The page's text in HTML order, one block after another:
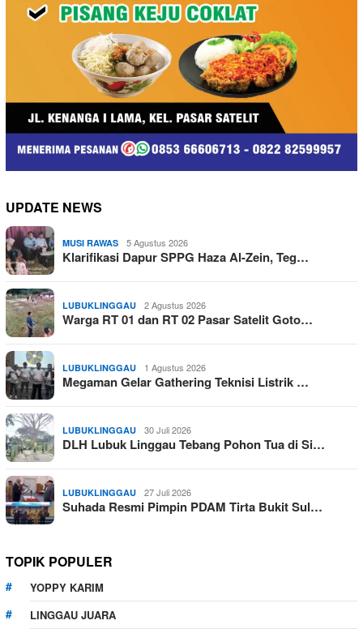
UPDATE NEWS
MUSI RAWAS 5 Agustus 2026
Klarifikasi Dapur SPPG Haza Al-Zein, Teg…
LUBUKLINGGAU 2 Agustus 2026
Warga RT 01 dan RT 02 Pasar Satelit Goto…
LUBUKLINGGAU 1 Agustus 2026
Megaman Gelar Gathering Teknisi Listrik …
LUBUKLINGGAU 30 Juli 2026
DLH Lubuk Linggau Tebang Pohon Tua di Si…
LUBUKLINGGAU 27 Juli 2026
Suhada Resmi Pimpin PDAM Tirta Bukit Sul…
TOPIK POPULER
YOPPY KARIM
LINGGAU JUARA